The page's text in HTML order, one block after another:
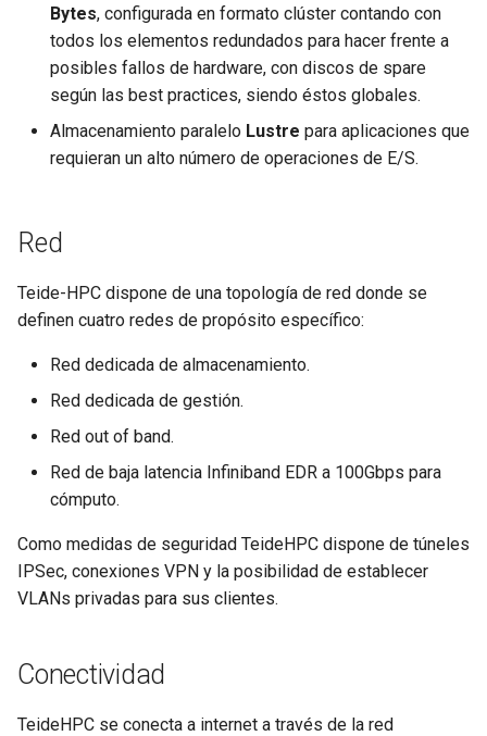
Bytes, configurada en formato clúster contando con
todos los elementos redundados para hacer frente a
posibles fallos de hardware, con discos de spare
según las best practices, siendo éstos globales.
Almacenamiento paralelo Lustre para aplicaciones que
requieran un alto número de operaciones de E/S.
Red
Teide-HPC dispone de una topología de red donde se
definen cuatro redes de propósito específico:
Red dedicada de almacenamiento.
Red dedicada de gestión.
Red out of band.
Red de baja latencia Infiniband EDR a 100Gbps para
cómputo.
Como medidas de seguridad TeideHPC dispone de túneles
IPSec, conexiones VPN y la posibilidad de establecer
VLANs privadas para sus clientes.
Conectividad
TeideHPC se conecta a internet a través de la red